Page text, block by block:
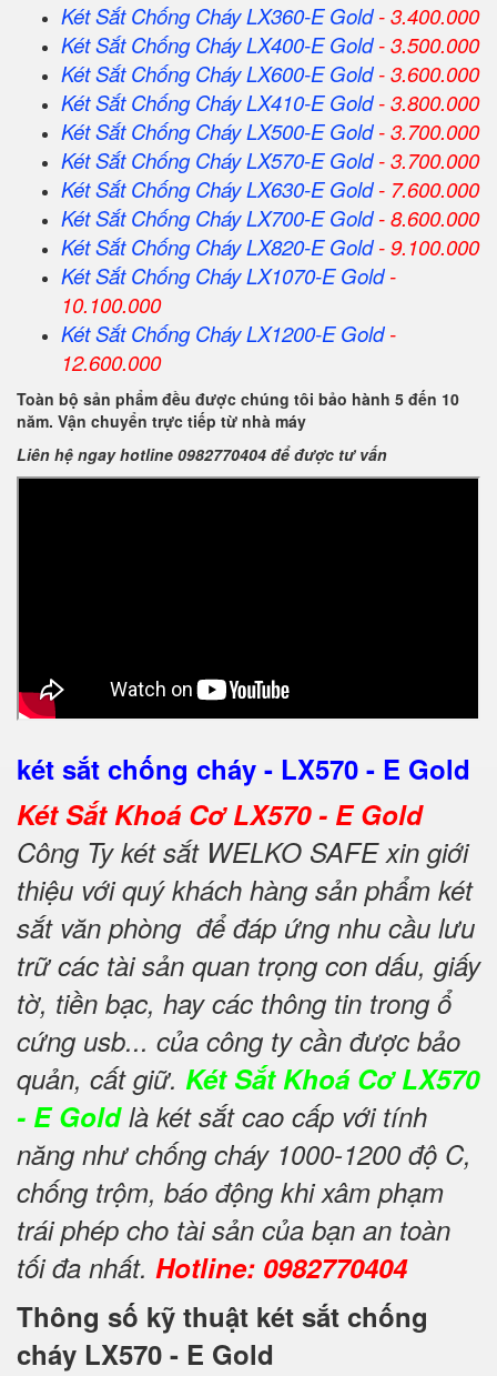
Két Sắt Chống Cháy LX360-E Gold- 3.400.000
Két Sắt Chống Cháy LX400-E Gold- 3.500.000
Két Sắt Chống Cháy LX600-E Gold- 3.600.000
Két Sắt Chống Cháy LX410-E Gold- 3.800.000
Két Sắt Chống Cháy LX500-E Gold- 3.700.000
Két Sắt Chống Cháy LX570-E Gold- 3.700.000
Két Sắt Chống Cháy LX630-E Gold- 7.600.000
Két Sắt Chống Cháy LX700-E Gold- 8.600.000
Két Sắt Chống Cháy LX820-E Gold- 9.100.000
Két Sắt Chống Cháy LX1070-E Gold-
10.100.000
Két Sắt Chống Cháy LX1200-E Gold-
12.600.000
Toàn bộ sản phẩm đều được chúng tôi bảo hành 5 đến 10
năm. Vận chuyển trực tiếp từ nhà máy
Liên hệ ngay hotline 0982770404 để được tư vấn
két sắt chống cháy - LX570 - E Gold
Két Sắt Khoá Cơ LX570 - E Gold
Công Ty két sắt WELKO SAFE xin giới
thiệu với quý khách hàng sản phẩm két
sắt văn phòng để đáp ứng nhu cầu lưu
trữ các tài sản quan trọng con dấu, giấy
tờ, tiền bạc, hay các thông tin trong ổ
cứng usb... của công ty cần được bảo
quản, cất giữ. Két Sắt Khoá Cơ LX570
- E Goldlà két sắt cao cấp với tính
năng như chống cháy 1000-1200 độ C,
chống trộm, báo động khi xâm phạm
trái phép cho tài sản của bạn an toàn
tối đa nhất. Hotline: 0982770404
Thông số kỹ thuật két sắt chống
cháy LX570 - E Gold